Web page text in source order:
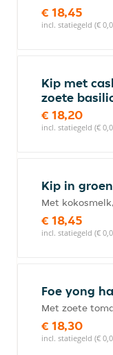
€ 18,45
incl. statiegeld (€
Kip met
zoete
€ 18,20
incl. statiegeld (€
Kip in
Met
€ 18,45
incl. statiegeld (€
Foe yong
Met zoete
€ 18,30
incl. statiegeld (€